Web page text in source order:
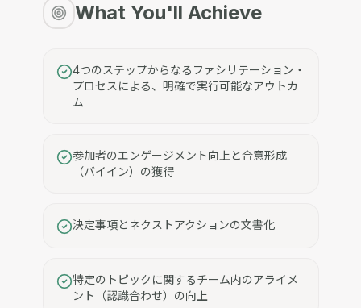
What You'll Achieve
4つのステップからなるファシリテーション・
プロセスによる、明確で実行可能なアウトカ
ム
参加者のエンゲージメント向上と合意形成
（バイイン）の獲得
決定事項とネクストアクションの文書化
特定のトピックに関するチーム内のアライメ
ント（認識合わせ）の向上